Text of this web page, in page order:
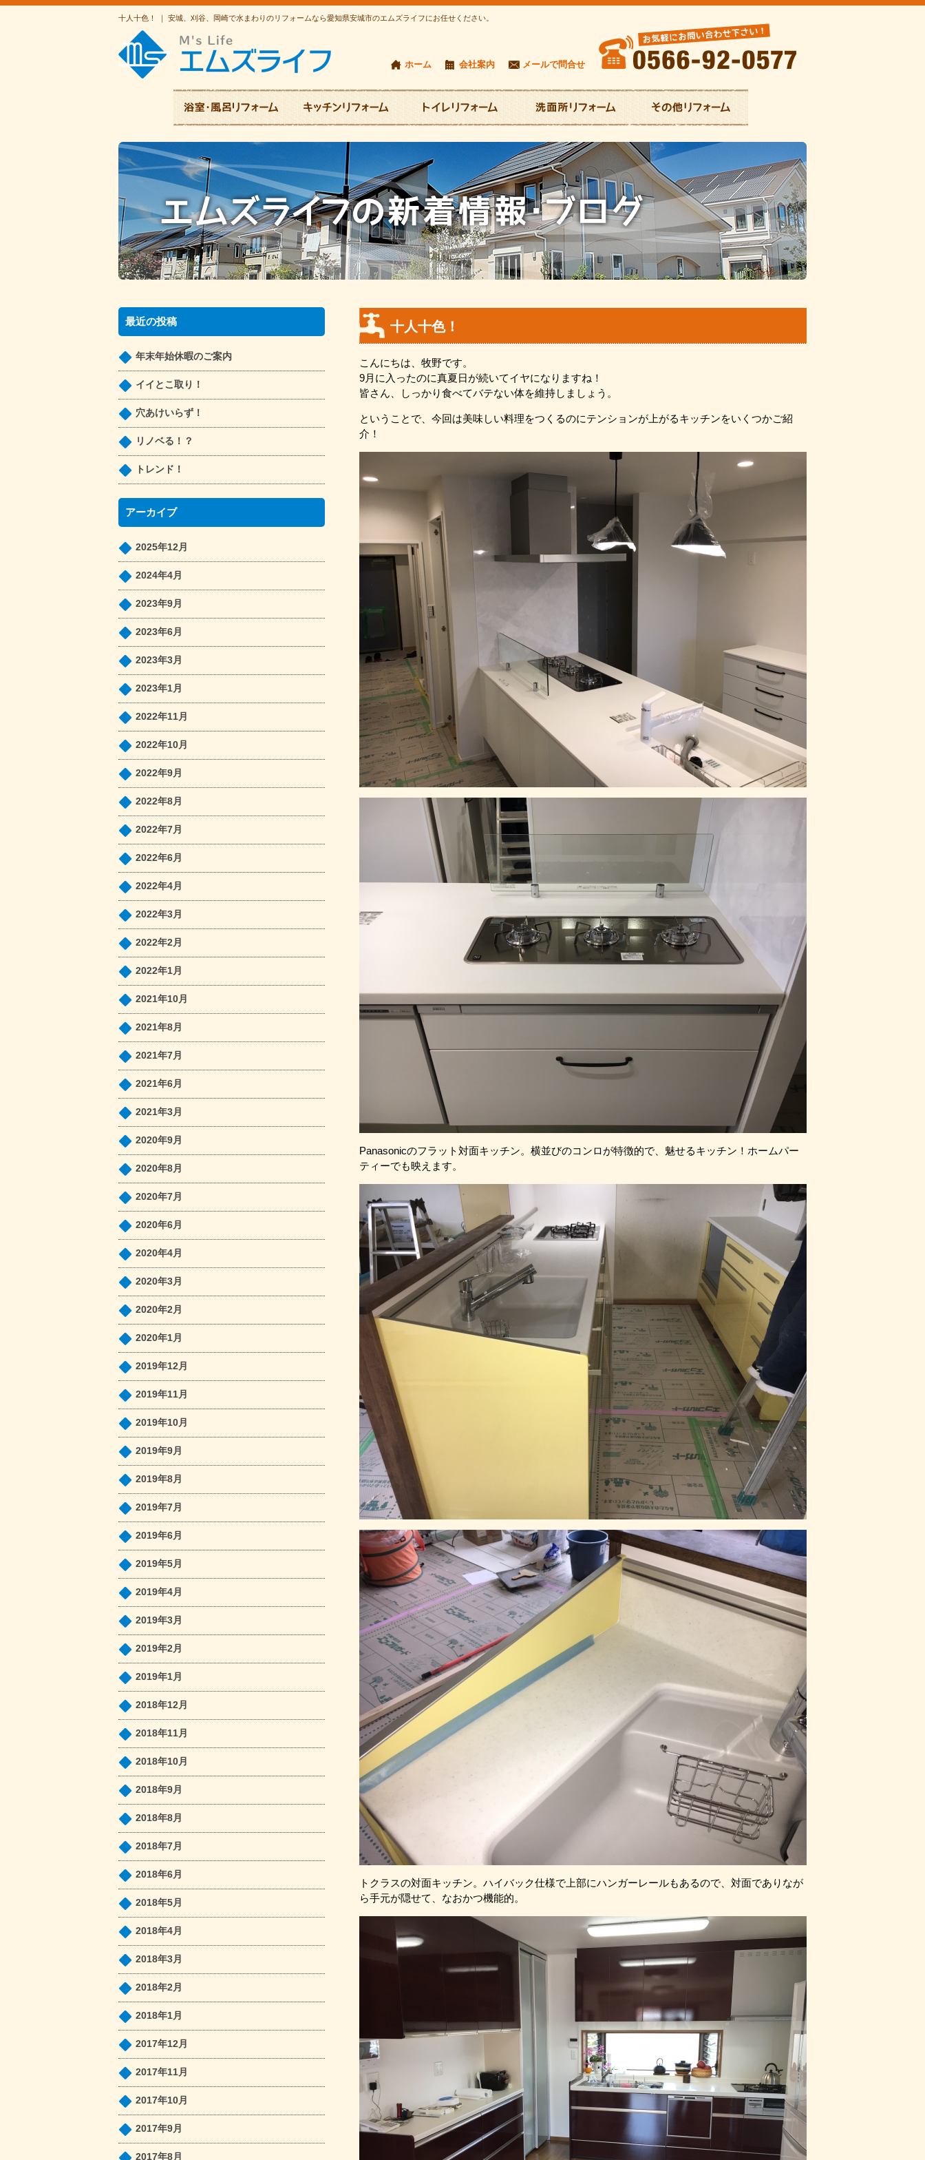
十人十色！ ｜ 安城、刈谷、岡崎で水まわりのリフォームなら愛知県安城市のエムズライフにお任せください。
ホーム 会社案内 メールで問合せ
十人十色！
こんにちは、牧野です。
9月に入ったのに真夏日が続いてイヤになりますね！
皆さん、しっかり食べてバテない体を維持しましょう。
ということで、今回は美味しい料理をつくるのにテンションが上がるキッチンをいくつかご紹
介！
Panasonicのフラット対面キッチン。横並びのコンロが特徴的で、魅せるキッチン！ホームパー
ティーでも映えます。
トクラスの対面キッチン。ハイバック仕様で上部にハンガーレールもあるので、対面でありなが
ら手元が隠せて、なおかつ機能的。
最近の投稿
年末年始休暇のご案内
イイとこ取り！
穴あけいらず！
リノベる！？
トレンド！
アーカイブ
2025年12月
2024年4月
2023年9月
2023年6月
2023年3月
2023年1月
2022年11月
2022年10月
2022年9月
2022年8月
2022年7月
2022年6月
2022年4月
2022年3月
2022年2月
2022年1月
2021年10月
2021年8月
2021年7月
2021年6月
2021年3月
2020年9月
2020年8月
2020年7月
2020年6月
2020年4月
2020年3月
2020年2月
2020年1月
2019年12月
2019年11月
2019年10月
2019年9月
2019年8月
2019年7月
2019年6月
2019年5月
2019年4月
2019年3月
2019年2月
2019年1月
2018年12月
2018年11月
2018年10月
2018年9月
2018年8月
2018年7月
2018年6月
2018年5月
2018年4月
2018年3月
2018年2月
2018年1月
2017年12月
2017年11月
2017年10月
2017年9月
2017年8月